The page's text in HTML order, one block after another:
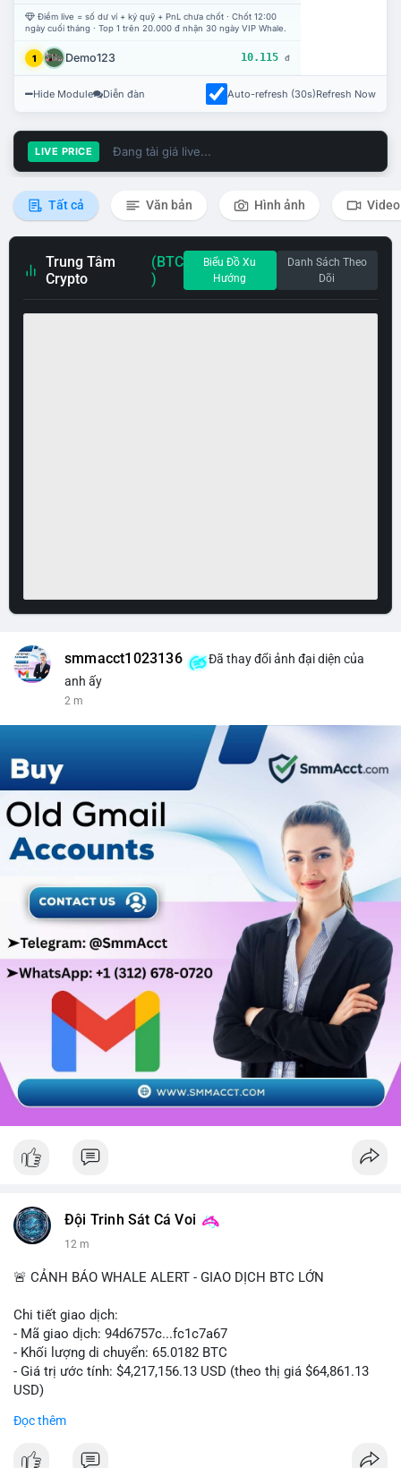
Điểm live = số dư ví + ký quỹ + PnL chưa chốt · Chốt 12:00
ngày cuối tháng · Top 1 trên 20.000 đ nhận 30 ngày VIP Whale.
1 Demo123 10.115 đ
Hide Module Diễn đàn Auto-refresh (30s)Refresh Now
LIVE PRICE Đang tải giá live...
Tất cả Văn bản Hình ảnh Video
Trung Tâm
Crypto
(BTC
)
Biểu Đồ Xu
Hướng
Danh Sách Theo
Dõi
smmacct1023136
Đã thay đổi ảnh đại diện của
anh ấy
2 m
Đội Trinh Sát Cá Voi
12 m
🚨 CẢNH BÁO WHALE ALERT - GIAO DỊCH BTC LỚN
Chi tiết giao dịch:
- Mã giao dịch: 94d6757c...fc1c7a67
- Khối lượng di chuyển: 65.0182 BTC
- Giá trị ước tính: $4,217,156.13 USD (theo thị giá $64,861.13
USD)
Đọc thêm